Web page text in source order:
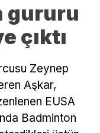
gururu
çıktı
Zeynep
Aşkar,
EUSA
Badminton